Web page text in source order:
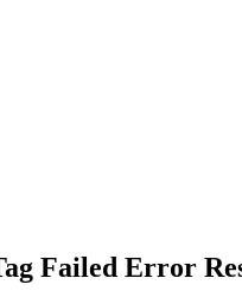
Failed Error